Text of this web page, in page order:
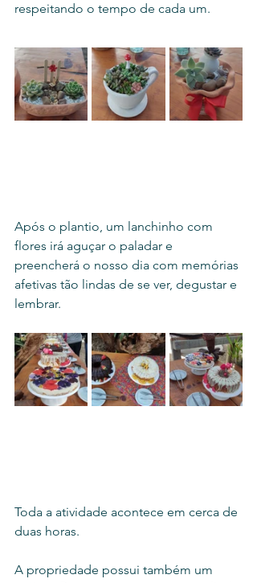
respeitando o tempo de cada um.
Após o plantio, um lanchinho com
flores irá aguçar o paladar e
preencherá o nosso dia com memórias
afetivas tão lindas de se ver, degustar e
lembrar.
Toda a atividade acontece em cerca de
duas horas.
A propriedade possui também um